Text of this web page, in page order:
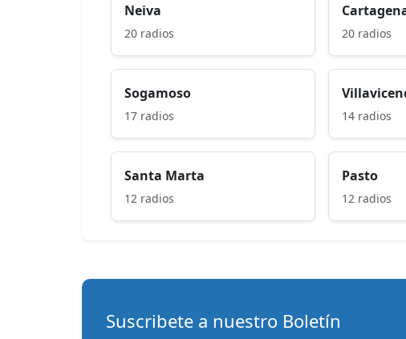
Neiva
20 radios 20 radios
Sogamoso
17 radios 14 radios
Santa Marta
12 radios
Pasto
12 radios
Suscribete a nuestro Boletín